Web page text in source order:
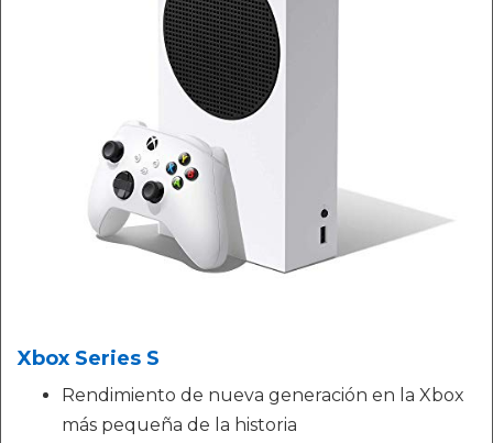
Xbox Series S
Rendimiento de nueva generación en la Xbox
más pequeña de la historia